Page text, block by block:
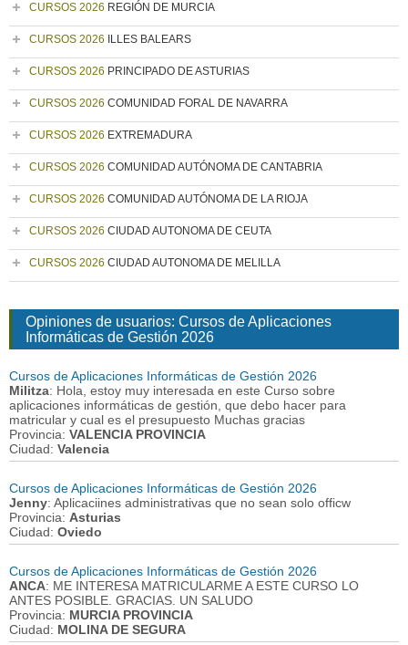
CURSOS 2026 REGIÓN DE MURCIA
CURSOS 2026 ILLES BALEARS
CURSOS 2026 PRINCIPADO DE ASTURIAS
CURSOS 2026 COMUNIDAD FORAL DE NAVARRA
CURSOS 2026 EXTREMADURA
CURSOS 2026 COMUNIDAD AUTÓNOMA DE CANTABRIA
CURSOS 2026 COMUNIDAD AUTÓNOMA DE LA RIOJA
CURSOS 2026 CIUDAD AUTONOMA DE CEUTA
CURSOS 2026 CIUDAD AUTONOMA DE MELILLA
Opiniones de usuarios: Cursos de Aplicaciones
Informáticas de Gestión 2026
Cursos de Aplicaciones Informáticas de Gestión 2026
Militza: Hola, estoy muy interesada en este Curso sobre
aplicaciones informáticas de gestión, que debo hacer para
matricular y cual es el presupuesto Muchas gracias
Provincia: VALENCIA PROVINCIA
Ciudad: Valencia
Cursos de Aplicaciones Informáticas de Gestión 2026
Jenny: Aplicaciines administrativas que no sean solo officw
Provincia: Asturias
Ciudad: Oviedo
Cursos de Aplicaciones Informáticas de Gestión 2026
ANCA: ME INTERESA MATRICULARME A ESTE CURSO LO
ANTES POSIBLE. GRACIAS. UN SALUDO
Provincia: MURCIA PROVINCIA
Ciudad: MOLINA DE SEGURA